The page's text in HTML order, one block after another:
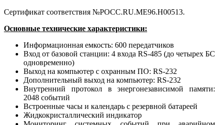
Сертификат соответствия №POCC.RU.ME96.H00513.
Основные технические характеристики:
Информационная емкость: 600 передатчиков
Вход от базовой станции: 4 входа RS-485 (до четырех БС
одновременно)
Выход на компьютер с охранным ПО: RS-232
Дополнительный выход на компьютер: RS-232
Внутренний протокол в энергонезависимой памяти:
2048 событий
Встроенные часы и календарь с резервной батареей
Жидкокристаллический индикатор